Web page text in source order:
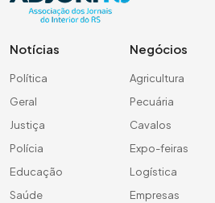
Notícias
Política
Geral
Justiça
Polícia
Educação
Saúde
Negócios
Agricultura
Pecuária
Cavalos
Expo-feiras
Logística
Empresas